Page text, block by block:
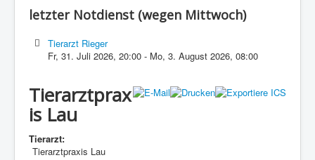
letzter Notdienst (wegen Mittwoch)
Tierarzt Rieger
Fr, 31. Juli 2026,20:00 - Mo, 3. August 2026,08:00
Tierarztprax
is Lau
Tierarzt:
Tierarztpraxis Lau